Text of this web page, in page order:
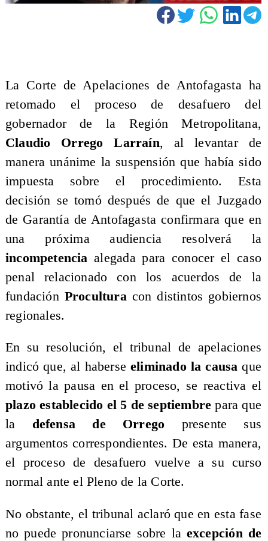
La Corte de Apelaciones de Antofagasta ha
retomado el proceso de desafuero del
gobernador de la Región Metropolitana,
Claudio Orrego Larraín, al levantar de
manera unánime la suspensión que había sido
impuesta sobre el procedimiento. Esta
decisión se tomó después de que el Juzgado
de Garantía de Antofagasta confirmara que en
una próxima audiencia resolverá la
incompetencia alegada para conocer el caso
penal relacionado con los acuerdos de la
fundación Procultura con distintos gobiernos
regionales.
En su resolución, el tribunal de apelaciones
indicó que, al haberseeliminado la causa que
motivó la pausa en el proceso, se reactiva el
plazo establecido el 5 de septiembre para que
la defensa de Orrego presente sus
argumentos correspondientes. De esta manera,
el proceso de desafuero vuelve a su curso
normal ante el Pleno de la Corte.
No obstante, el tribunal aclaró que en esta fase
no puede pronunciarse sobre la excepción de